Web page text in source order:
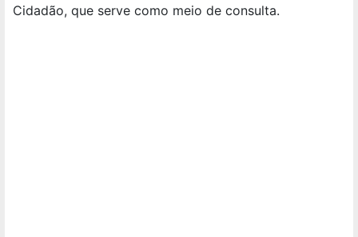
Cidadão, que serve como meio de consulta.